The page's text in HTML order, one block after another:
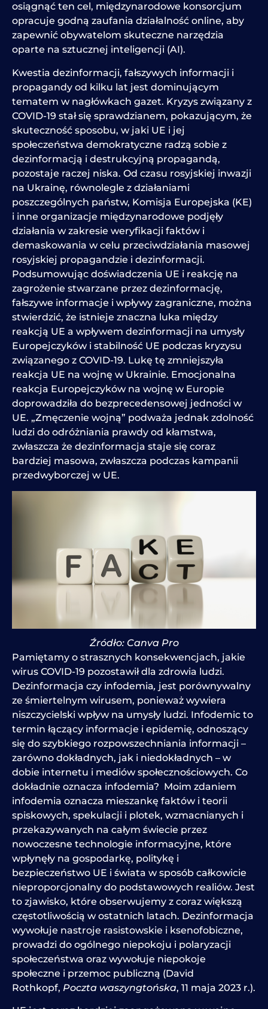
osiągnąć ten cel, międzynarodowe konsorcjum
opracuje godną zaufania działalność online, aby
zapewnić obywatelom skuteczne narzędzia
oparte na sztucznej inteligencji (AI).
Kwestia dezinformacji, fałszywych informacji i
propagandy od kilku lat jest dominującym
tematem w nagłówkach gazet. Kryzys związany z
COVID-19 stał się sprawdzianem, pokazującym, że
skuteczność sposobu, w jaki UE i jej
społeczeństwa demokratyczne radzą sobie z
dezinformacją i destrukcyjną propagandą,
pozostaje raczej niska. Od czasu rosyjskiej inwazji
na Ukrainę, równolegle z działaniami
poszczególnych państw, Komisja Europejska (KE)
i inne organizacje międzynarodowe podjęły
działania w zakresie weryfikacji faktów i
demaskowania w celu przeciwdziałania masowej
rosyjskiej propagandzie i dezinformacji.
Podsumowując doświadczenia UE i reakcję na
zagrożenie stwarzane przez dezinformację,
fałszywe informacje i wpływy zagraniczne, można
stwierdzić, że istnieje znaczna luka między
reakcją UE a wpływem dezinformacji na umysły
Europejczyków i stabilność UE podczas kryzysu
związanego z COVID-19. Lukę tę zmniejszyła
reakcja UE na wojnę w Ukrainie. Emocjonalna
reakcja Europejczyków na wojnę w Europie
doprowadziła do bezprecedensowej jedności w
UE. „Zmęczenie wojną” podważa jednak zdolność
ludzi do odróżniania prawdy od kłamstwa,
zwłaszcza że dezinformacja staje się coraz
bardziej masowa, zwłaszcza podczas kampanii
przedwyborczej w UE.
Źródło: Canva Pro
Pamiętamy o strasznych konsekwencjach, jakie
wirus COVID-19 pozostawił dla zdrowia ludzi.
Dezinformacja czy infodemia, jest porównywalny
ze śmiertelnym wirusem, ponieważ wywiera
niszczycielski wpływ na umysły ludzi. Infodemic to
termin łączący informacje i epidemię, odnoszący
się do szybkiego rozpowszechniania informacji –
zarówno dokładnych, jak i niedokładnych – w
dobie internetu i mediów społecznościowych. Co
dokładnie oznacza infodemia? Moim zdaniem
infodemia oznacza mieszankę faktów i teorii
spiskowych, spekulacji i plotek, wzmacnianych i
przekazywanych na całym świecie przez
nowoczesne technologie informacyjne, które
wpłynęły na gospodarkę, politykę i
bezpieczeństwo UE i świata w sposób całkowicie
nieproporcjonalny do podstawowych realiów. Jest
to zjawisko, które obserwujemy z coraz większą
częstotliwością w ostatnich latach. Dezinformacja
wywołuje nastroje rasistowskie i ksenofobiczne,
prowadzi do ogólnego niepokoju i polaryzacji
społeczeństwa oraz wywołuje niepokoje
społeczne i przemoc publiczną (David
Rothkopf, Poczta waszyngtońska, 11 maja 2023 r.).